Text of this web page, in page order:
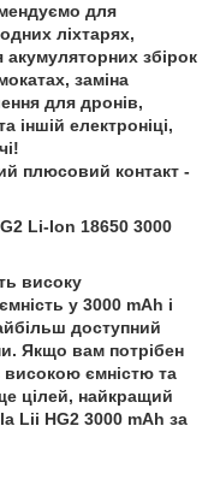
для
ліхтарях,
акумуляторних збірок
заміна
для дронів,
іншій електроніці,
плюсовий контакт -
Li-Ion 18650 3000
високу
у 3000 mAh і
доступний
Якщо вам потрібен
ємністю та
цілей, найкращий
Lii HG2 3000 mAh за